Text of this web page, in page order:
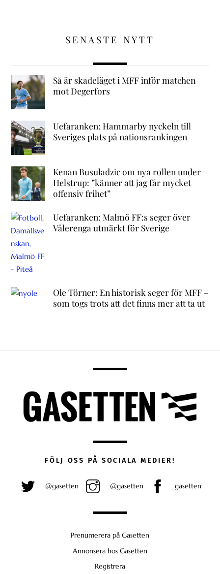
SENASTE NYTT
Så är skadeläget i MFF inför matchen
mot Degerfors
Uefaranken: Hammarby nyckeln till
Sveriges plats på nationsrankingen
Kenan Busuladzic om nya rollen under
Helstrup: ”känner att jag får mycket
offensiv frihet”
Uefaranken: Malmö FF:s seger över
Vålerenga utmärkt för Sverige
Ole Törner: En historisk seger för MFF –
som togs trots att det finns mer att ta ut
FÖLJ OSS PÅ SOCIALA MEDIER!
@gasetten @gasetten gasetten
Prenumerera på Gasetten
Annonsera hos Gasetten
Registrera